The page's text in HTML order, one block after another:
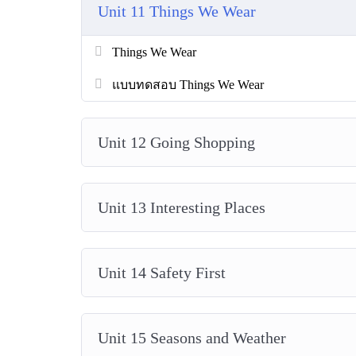
Unit 11 Things We Wear
Things We Wear
แบบทดสอบ Things We Wear
Unit 12 Going Shopping
Unit 13 Interesting Places
Unit 14 Safety First
Unit 15 Seasons and Weather